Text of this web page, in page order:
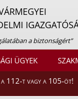
a biztonságért”
ÜGYEK
a 112-t vagy a 105-öt!